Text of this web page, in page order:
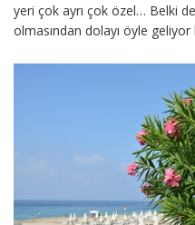
yeri çok ayrı çok özel… Belki
olmasından dolayı öyle